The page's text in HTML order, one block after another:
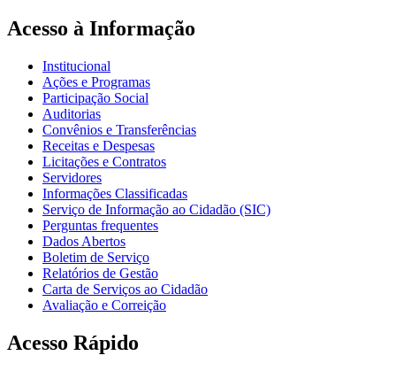
Acesso à Informação
Institucional
Ações e Programas
Participação Social
Auditorias
Convênios e Transferências
Receitas e Despesas
Licitações e Contratos
Servidores
Informações Classificadas
Serviço de Informação ao Cidadão (SIC)
Perguntas frequentes
Dados Abertos
Boletim de Serviço
Relatórios de Gestão
Carta de Serviços ao Cidadão
Avaliação e Correição
Acesso Rápido